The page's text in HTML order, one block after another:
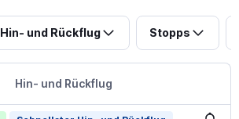
Hin- und Rückflug Stopps
Hin- und Rückflug